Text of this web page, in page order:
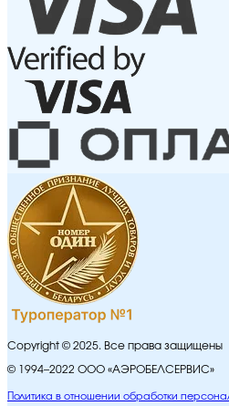
Copyright © 2025. Все права защищены
© 1994–2022 ООО «АЭРОБЕЛСЕРВИС»
Политика в отношении обработки